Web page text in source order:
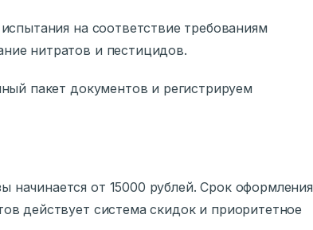
на соответствие требованиям
нитратов и пестицидов.
пакет документов и регистрируем
начинается от 15000 рублей. Срок оформления
действует система скидок и приоритетное